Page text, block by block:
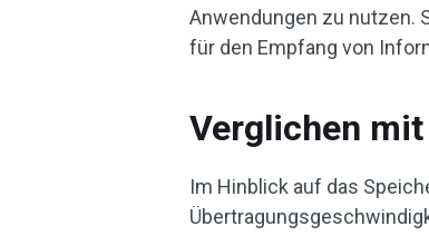
Anwendungen zu nutzen.
für den Empfang von
Verglichen
Im Hinblick auf das